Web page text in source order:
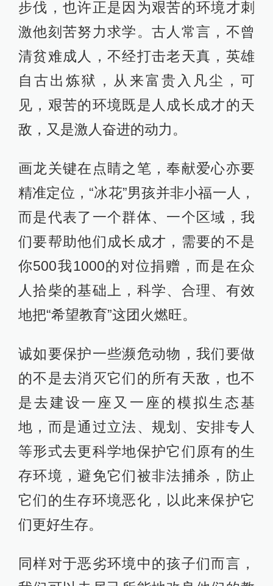
步伐，也许正是因为艰苦的环境才刺
激他刻苦努力求学。古人常言，不曾
清贫难成人，不经打击老天真，英雄
自古出炼狱，从来富贵入凡尘，可
见，艰苦的环境既是人成长成才的天
敌，又是激人奋进的动力。
画龙关键在点睛之笔，奉献爱心亦要
精准定位，“冰花”男孩并非小福一人，
而是代表了一个群体、一个区域，我
们要帮助他们成长成才，需要的不是
你500我1000的对位捐赠，而是在众
人拾柴的基础上，科学、合理、有效
地把“希望教育”这团火燃旺。
诚如要保护一些濒危动物，我们要做
的不是去消灭它们的所有天敌，也不
是去建设一座又一座的模拟生态基
地，而是通过立法、规划、安排专人
等形式去更科学地保护它们原有的生
存环境，避免它们被非法捕杀，防止
它们的生存环境恶化，以此来保护它
们更好生存。
同样对于恶劣环境中的孩子们而言，